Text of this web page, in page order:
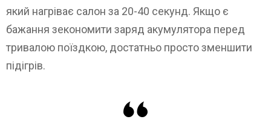
який нагріває салон за 20-40 секунд. Якщо є
бажання зекономити заряд акумулятора перед
тривалою поїздкою, достатньо просто зменшити
підігрів.